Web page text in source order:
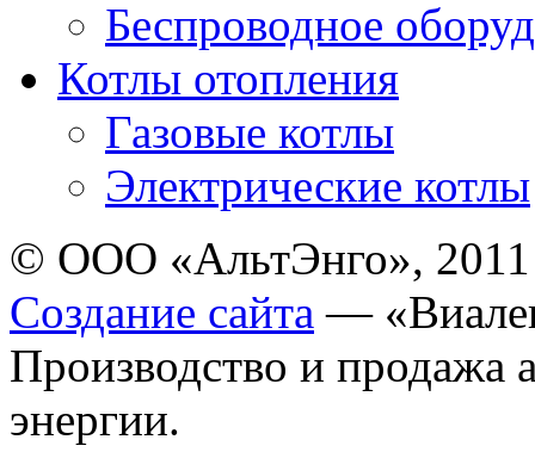
Беспроводное
Котлы отопления
Газовые котлы
Электрические котлы
© ООО «АльтЭнго», 2011
Создание сайта —
Производство и продажа
энергии.